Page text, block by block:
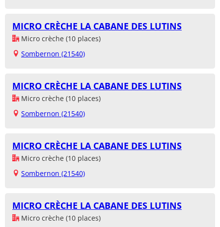
MICRO CRÈCHE LA CABANE DES LUTINS
Micro crèche (10 places)
Sombernon (21540)
MICRO CRÈCHE LA CABANE DES LUTINS
Micro crèche (10 places)
Sombernon (21540)
MICRO CRÈCHE LA CABANE DES LUTINS
Micro crèche (10 places)
Sombernon (21540)
MICRO CRÈCHE LA CABANE DES LUTINS
Micro crèche (10 places)